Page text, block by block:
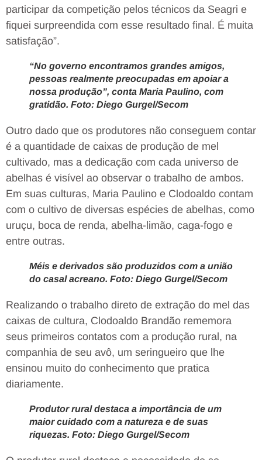
participar da competição pelos técnicos da Seagri e
fiquei surpreendida com esse resultado final. É muita
satisfação”.
“No governo encontramos grandes amigos,
pessoas realmente preocupadas em apoiar a
nossa produção”, conta Maria Paulino, com
gratidão. Foto: Diego Gurgel/Secom
Outro dado que os produtores não conseguem contar
é a quantidade de caixas de produção de mel
cultivado, mas a dedicação com cada universo de
abelhas é visível ao observar o trabalho de ambos.
Em suas culturas, Maria Paulino e Clodoaldo contam
com o cultivo de diversas espécies de abelhas, como
uruçu, boca de renda, abelha-limão, caga-fogo e
entre outras.
Méis e derivados são produzidos com a união
do casal acreano. Foto: Diego Gurgel/Secom
Realizando o trabalho direto de extração do mel das
caixas de cultura, Clodoaldo Brandão rememora
seus primeiros contatos com a produção rural, na
companhia de seu avô, um seringueiro que lhe
ensinou muito do conhecimento que pratica
diariamente.
Produtor rural destaca a importância de um
maior cuidado com a natureza e de suas
riquezas. Foto: Diego Gurgel/Secom